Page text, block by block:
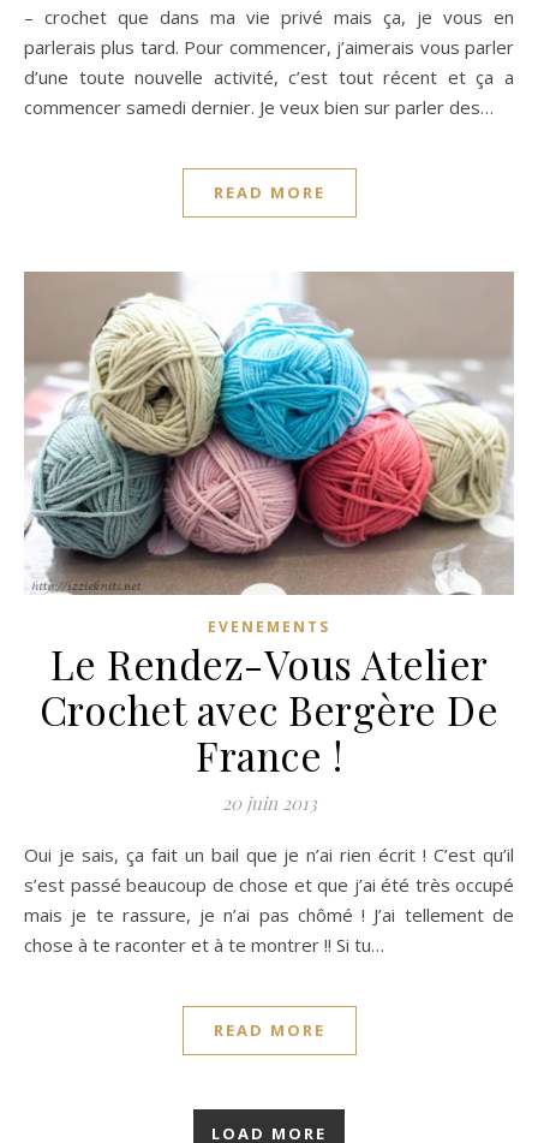
– crochet que dans ma vie privé mais ça, je vous en
parlerais plus tard. Pour commencer, j’aimerais vous parler
d’une toute nouvelle activité, c’est tout récent et ça a
commencer samedi dernier. Je veux bien sur parler des…
READ MORE
EVENEMENTS
Le Rendez-Vous Atelier
Crochet avec Bergère De
France !
20 juin 2013
Oui je sais, ça fait un bail que je n’ai rien écrit ! C’est qu’il
s’est passé beaucoup de chose et que j’ai été très occupé
mais je te rassure, je n’ai pas chômé ! J’ai tellement de
chose à te raconter et à te montrer !! Si tu…
READ MORE
LOAD MORE